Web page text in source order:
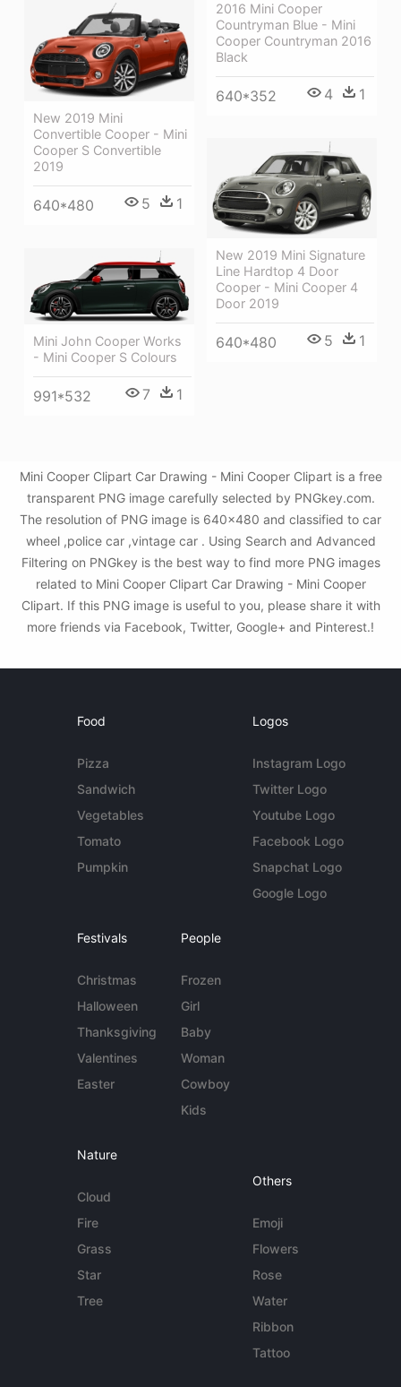
2016 Mini Cooper
Countryman Blue - Mini
Cooper Countryman 2016
Black
640*352 4 1
New 2019 Mini
Convertible Cooper - Mini
Cooper S Convertible
2019
640*480 5 1
New 2019 Mini Signature
Line Hardtop 4 Door
Cooper - Mini Cooper 4
Door 2019
640*480 5 1
Mini John Cooper Works
- Mini Cooper S Colours
991*532 7 1
Mini Cooper Clipart Car Drawing - Mini Cooper Clipart is a free
transparent PNG image carefully selected by PNGkey.com.
The resolution of PNG image is 640x480 and classified to car
wheel ,police car ,vintage car . Using Search and Advanced
Filtering on PNGkey is the best way to find more PNG images
related to Mini Cooper Clipart Car Drawing - Mini Cooper
Clipart. If this PNG image is useful to you, please share it with
more friends via Facebook, Twitter, Google+ and Pinterest.!
Food
Pizza
Sandwich
Vegetables
Tomato
Pumpkin
Logos
Instagram Logo
Twitter Logo
Youtube Logo
Facebook Logo
Snapchat Logo
Google Logo
Festivals
Christmas
Halloween
Thanksgiving
Valentines
Easter
People
Frozen
Girl
Baby
Woman
Cowboy
Kids
Nature
Cloud
Fire
Grass
Star
Tree
Others
Emoji
Flowers
Rose
Water
Ribbon
Tattoo